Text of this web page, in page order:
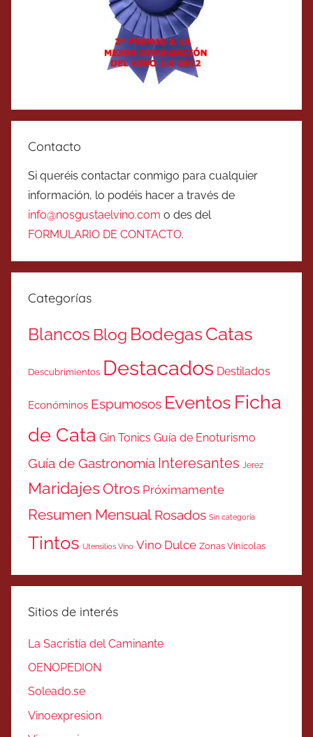
Contacto
Si queréis contactar conmigo para cualquier
información, lo podéis hacer a través de
info@nosgustaelvino.com o des del
FORMULARIO DE CONTACTO.
Categorías
Blancos Blog BodegasCatas
Descubrimientos Destacados Destilados
Económinos Espumosos Eventos Ficha
de Cata Gin Tonics Guía de Enoturismo
Guía de Gastronomía Interesantes Jerez
MaridajesOtros Próximamente
Resumen Mensual Rosados Sin categoría
Tintos Utensilios Vino Vino Dulce Zonas Vinicolas
Sitios de interés
La Sacristía del Caminante
OENOPEDION
Soleado.se
Vinoexpresion